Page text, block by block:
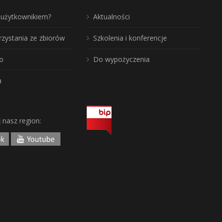
ze zbiorów
region:
Aktualności
Szkolenia i konferencje
Do wypożyczenia